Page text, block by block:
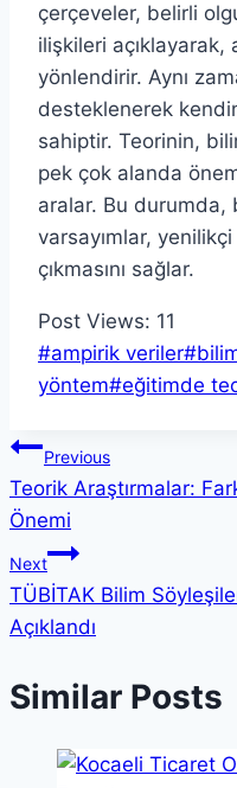
çerçeveler, belirli
ilişkileri açıklayarak,
yönlendirir. Aynı
desteklenerek
sahiptir. Teorinin,
pek çok alanda
aralar. Bu durumda,
varsayımlar,
çıkmasını sağlar.
Post Views: 11
Post
Tags:
#ampirik veriler#
yöntem#eğitimde
Yazı
gezinmesi
Previous
Teorik Araştırmalar:
Önemi
Next
TÜBİTAK Bilim
Açıklandı
Similar Posts